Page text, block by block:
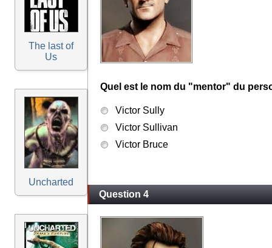
The last of
Us
Uncharted
Quel est le nom du "mentor" du
Victor Sully
Victor Sullivan
Victor Bruce
Question 4